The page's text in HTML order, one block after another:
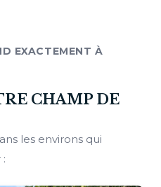
EXACTEMENT À
CHAMP DE
les environs qui